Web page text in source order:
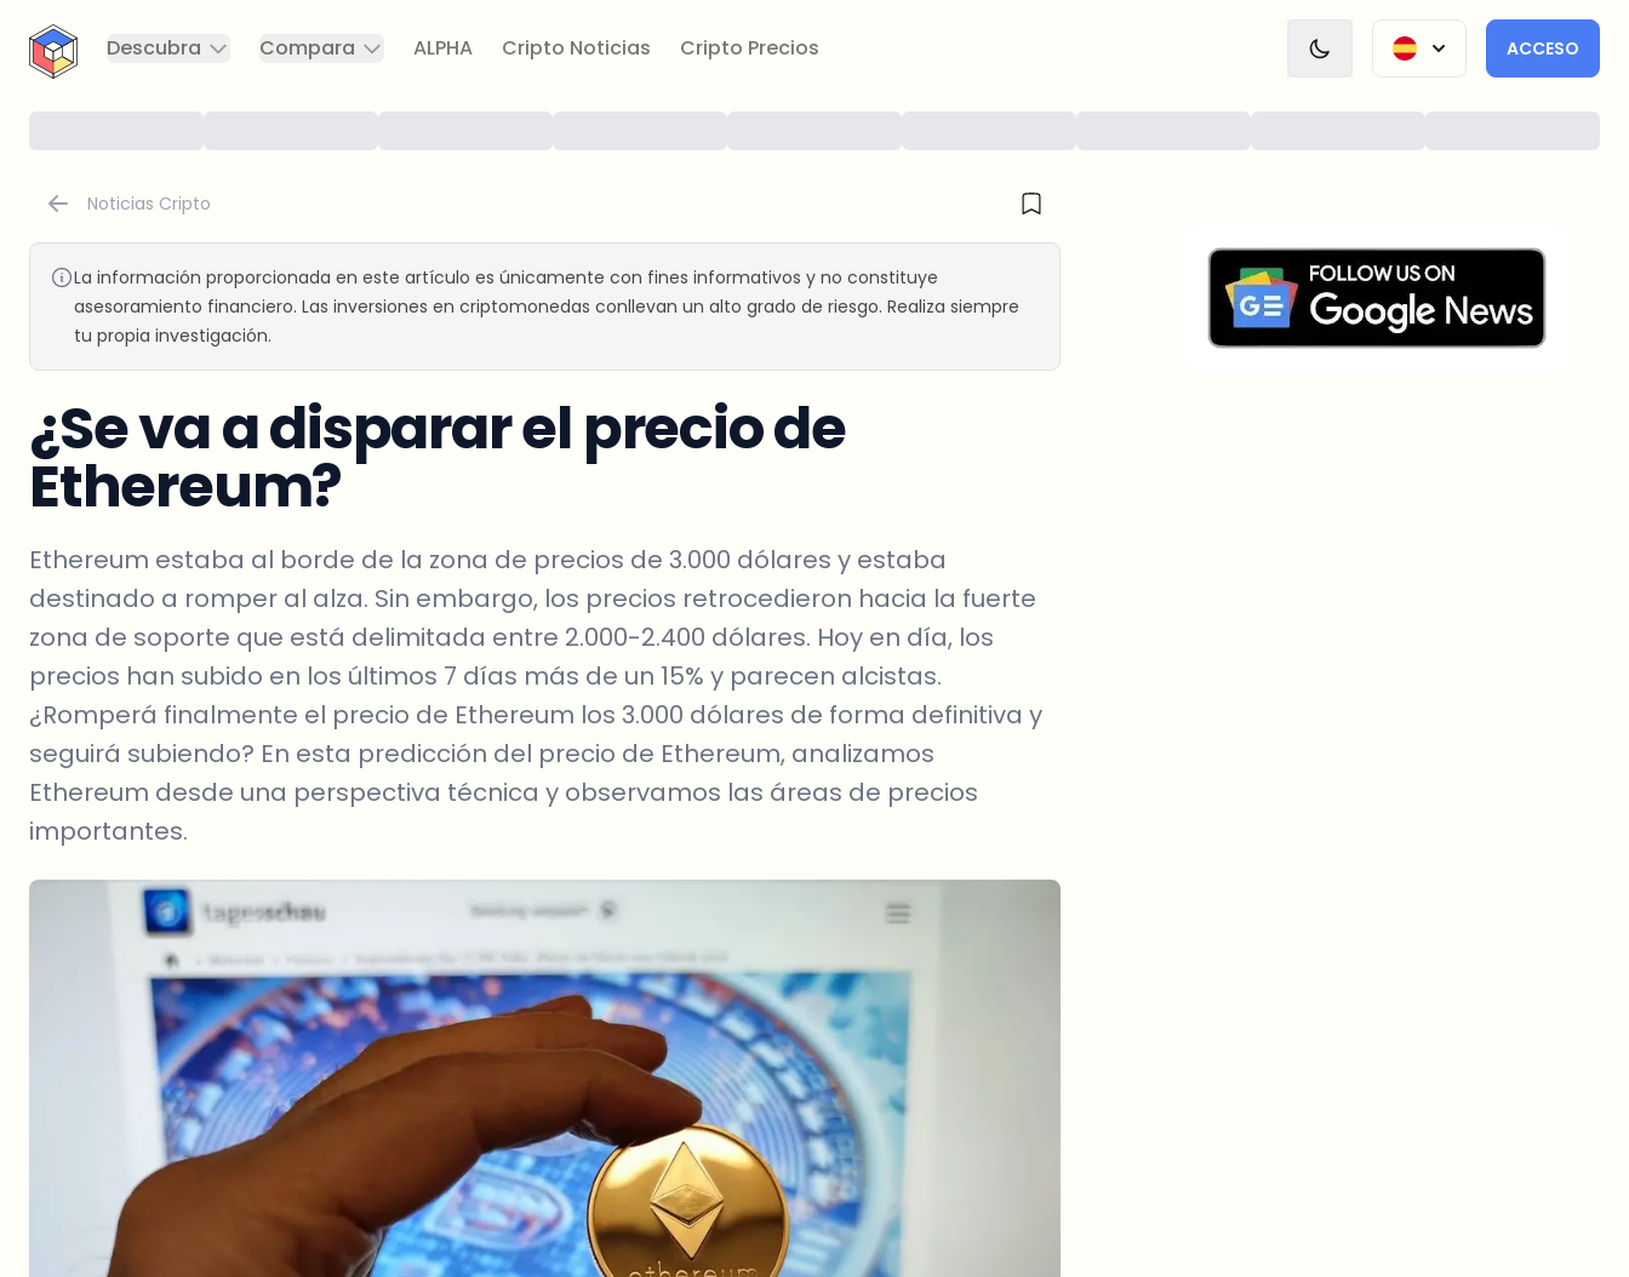
CryptoTicker
Descubra
Compara ALPHA Cripto Noticias Cripto Precios ACCESO
Noticias Cripto
La información proporcionada en este artículo es únicamente con fines informativos y no constituye
asesoramiento financiero. Las inversiones en criptomonedas conllevan un alto grado de riesgo. Realiza siempre
tu propia investigación.
¿Se va a disparar el precio de
Ethereum?
Ethereum estaba al borde de la zona de precios de 3.000 dólares y estaba
destinado a romper al alza. Sin embargo, los precios retrocedieron hacia la fuerte
zona de soporte que está delimitada entre 2.000-2.400 dólares. Hoy en día, los
precios han subido en los últimos 7 días más de un 15% y parecen alcistas.
¿Romperá finalmente el precio de Ethereum los 3.000 dólares de forma definitiva y
seguirá subiendo? En esta predicción del precio de Ethereum, analizamos
Ethereum desde una perspectiva técnica y observamos las áreas de precios
importantes.